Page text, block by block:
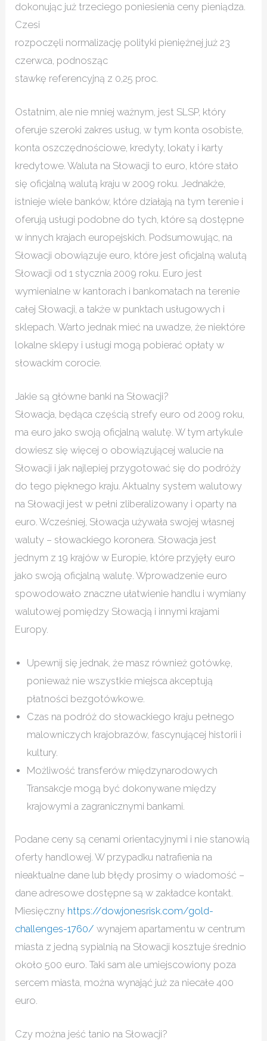
dokonując już trzeciego poniesienia ceny pieniądza.
Czesi
rozpoczęli normalizację polityki pieniężnej już 23
czerwca, podnosząc
stawkę referencyjną z 0,25 proc.
Ostatnim, ale nie mniej ważnym, jest SLSP, który
oferuje szeroki zakres usług, w tym konta osobiste,
konta oszczędnościowe, kredyty, lokaty i karty
kredytowe. Waluta na Słowacji to euro, które stało
się oficjalną walutą kraju w 2009 roku. Jednakże,
istnieje wiele banków, które działają na tym terenie i
oferują usługi podobne do tych, które są dostępne
w innych krajach europejskich. Podsumowując, na
Słowacji obowiązuje euro, które jest oficjalną walutą
Słowacji od 1 stycznia 2009 roku. Euro jest
wymienialne w kantorach i bankomatach na terenie
całej Słowacji, a także w punktach usługowych i
sklepach. Warto jednak mieć na uwadze, że niektóre
lokalne sklepy i usługi mogą pobierać opłaty w
słowackim corocie.
Jakie są główne banki na Słowacji?
Słowacja, będąca częścią strefy euro od 2009 roku,
ma euro jako swoją oficjalną walutę. W tym artykule
dowiesz się więcej o obowiązującej walucie na
Słowacji i jak najlepiej przygotować się do podróży
do tego pięknego kraju. Aktualny system walutowy
na Słowacji jest w pełni zliberalizowany i oparty na
euro. Wcześniej, Słowacja używała swojej własnej
waluty – słowackiego koronera. Słowacja jest
jednym z 19 krajów w Europie, które przyjęły euro
jako swoją oficjalną walutę. Wprowadzenie euro
spowodowało znaczne ułatwienie handlu i wymiany
walutowej pomiędzy Słowacją i innymi krajami
Europy.
Upewnij się jednak, że masz również gotówkę,
ponieważ nie wszystkie miejsca akceptują
płatności bezgotówkowe.
Czas na podróż do słowackiego kraju pełnego
malowniczych krajobrazów, fascynującej historii i
kultury.
Możliwość transferów międzynarodowych
Transakcje mogą być dokonywane między
krajowymi a zagranicznymi bankami.
Podane ceny są cenami orientacyjnymi i nie stanowią
oferty handlowej. W przypadku natrafienia na
nieaktualne dane lub błędy prosimy o wiadomość –
dane adresowe dostępne są w zakładce kontakt.
Miesięczny https://dowjonesrisk.com/gold-
challenges-1760/ wynajem apartamentu w centrum
miasta z jedną sypialnią na Słowacji kosztuje średnio
około 500 euro. Taki sam ale umiejscowiony poza
sercem miasta, można wynająć już za niecałe 400
euro.
Czy można jeść tanio na Słowacji?